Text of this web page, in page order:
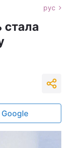
рус
стала
Google